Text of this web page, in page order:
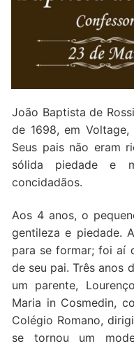
Santo do Dia
Quem somos nós
João Baptista de
de 1698, em
Seus pais não eram
sólida piedade e
concidadãos.
Aos 4 anos, o
gentileza e piedade.
para se formar; foi aí
de seu pai. Três anos
um parente,
Maria in Cosmedin,
Colégio Romano,
se tornou um